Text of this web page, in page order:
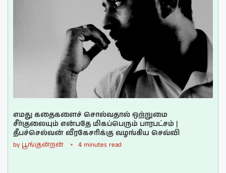
எமது கதைகளைச் சொல்வதால் ஒற்றுமை
சீர்குலையும் என்பதே மிகப்பெரும் பாரபட்சம் |
தீபச்செல்வன் வீரகேசரிக்கு வழங்கிய செவ்வி
by பூங்குன்றன் 4 minutes read